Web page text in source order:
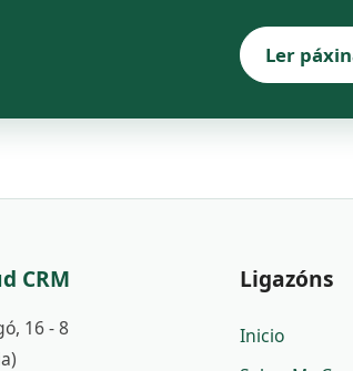
Ler
CRM
16 - 8
Ligazóns
Inicio